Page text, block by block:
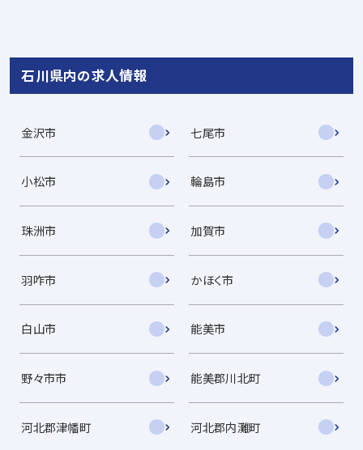
石川県内の求人情報
金沢市 七尾市
小松市 輪島市
珠洲市 加賀市
羽咋市 かほく市
白山市 能美市
野々市市 能美郡川北町
河北郡津幡町 河北郡内灘町